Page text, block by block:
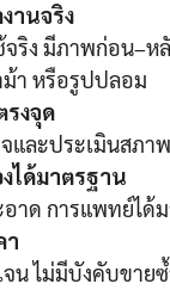
านจริง
จริง มีภาพก่อน–ห
ม้า หรือรูปปลอม
รงจุด
และประเมินสภา
ได้มาตรฐาน
าด การแพทย์ได้
า
จน ไม่มีบังคับขาย